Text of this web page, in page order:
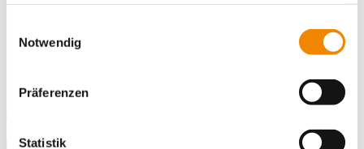
unsere Partner Daten wie Ihre IP-Adresse und
verarbeiten diese zusammen mit Daten von anderen
Websites. Die Partner erkennen mitunter auch, wenn Sie
zum Website-Besuch verschiedene Geräte verwenden,
kann die Datenübertragung in Drittländer (insb. die USA)
Notwendig
Präferenzen
Statistik
Standort
70178 Stuttgart
Faxnummer
0711 84947818